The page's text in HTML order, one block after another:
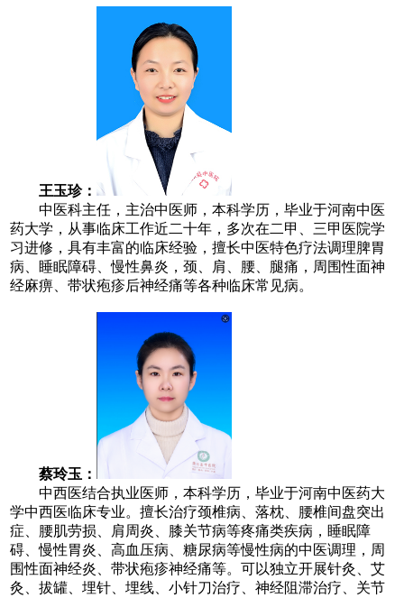
王玉珍：
中医科主任， 主治中医师，本科学历，毕业于河南中医
药大学，从事临床工作近二十年，多次在二甲、三甲医院学
习进修，具有丰富的临床经验，擅长中医特色疗法调理脾胃
病、睡眠障碍、慢性鼻炎，颈、肩、腰、腿痛，周围性面神
经麻痹、带状疱疹后神经痛等各种临床常见病。
蔡玲玉：
中西医结合执业医师，本科学历，毕业于河南中医药大
学中西医临床专业。擅长治疗颈椎病、落枕、腰椎间盘突出
症、腰肌劳损、肩周炎、膝关节病等疼痛类疾病，睡眠障
碍、慢性胃炎、高血压病、糖尿病等慢性病的中医调理，周
围性面神经炎、带状疱疹神经痛等。可以独立开展针灸、艾
灸、拔罐、埋针、埋线、小针刀治疗、神经阻滞治疗、关节